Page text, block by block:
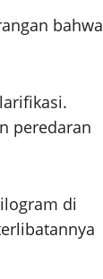
bahwa
peredaran
di